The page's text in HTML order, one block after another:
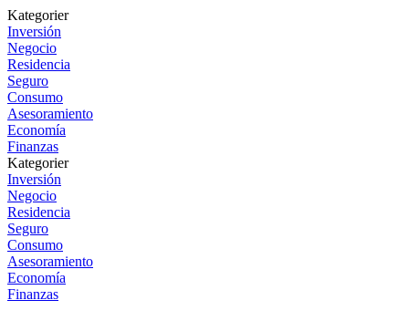
Kategorier
Inversión
Negocio
Residencia
Seguro
Consumo
Asesoramiento
Economía
Finanzas
Kategorier
Inversión
Negocio
Residencia
Seguro
Consumo
Asesoramiento
Economía
Finanzas